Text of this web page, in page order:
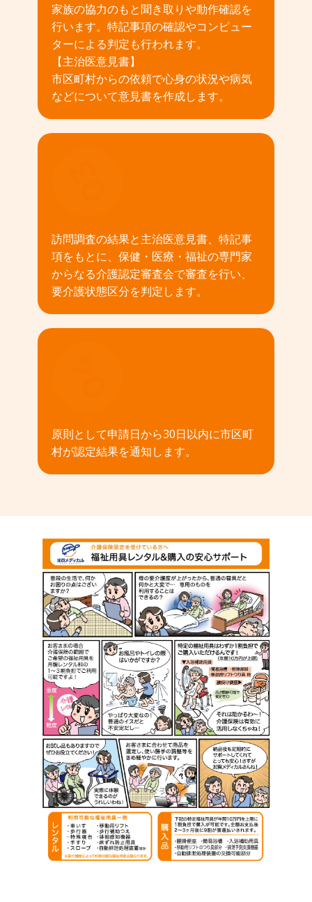
家族の協力のもと聞き取りや動作確認を
行います。特記事項の確認やコンピュー
ターによる判定も行われます。
【主治医意見書】
市区町村からの依頼で心身の状況や病気
などについて意見書を作成します。
訪問調査の結果と主治医意見書、特記事
項をもとに、保健・医療・福祉の専門家
からなる介護認定審査会で審査を行い、
要介護状態区分を判定します。
原則として申請日から30日以内に市区町
村が認定結果を通知します。